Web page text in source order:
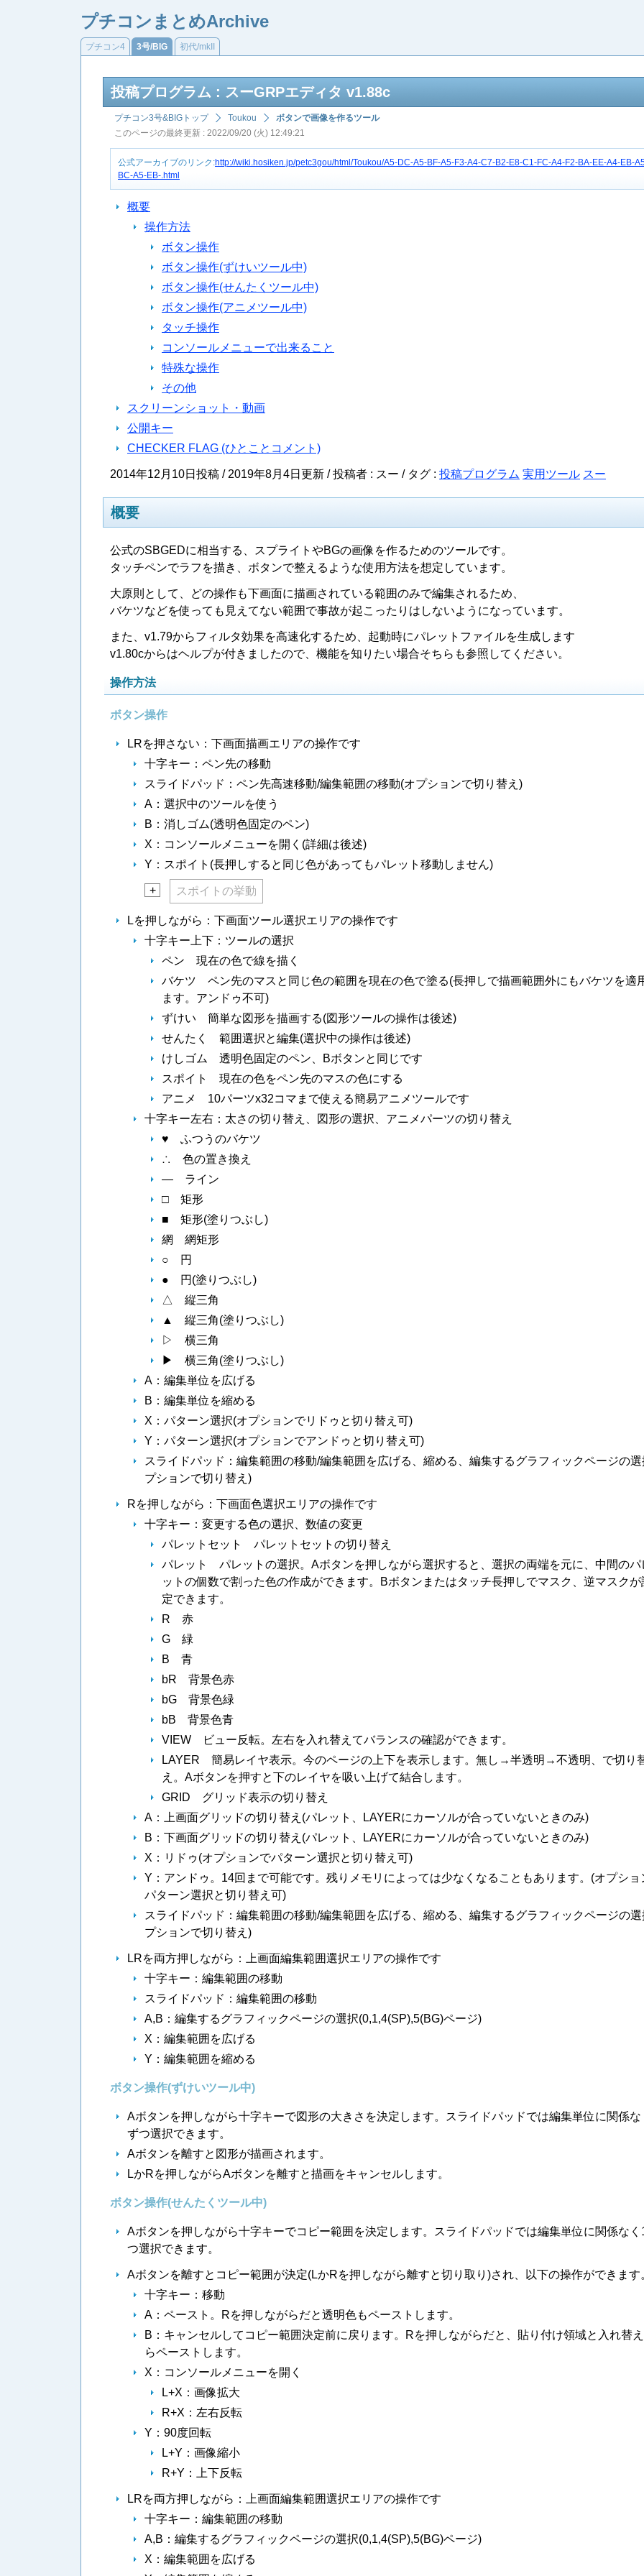
プチコンまとめArchive
プチコン4 3号/BIG 初代/mkII
投稿プログラム : スーGRPエディタ v1.88c
プチコン3号&BIGトップ Toukou
ボタンで画像を作るツール
このページの最終更新 : 2022/09/20 (火) 12:49:21
公式アーカイブのリンク:http://wiki.hosiken.jp/petc3gou/html/Toukou/A5-DC-A5-BF-A5-F3-A4-C7-B2-E8-C1-FC-A4-F2-BA-EE-A4-EB-
BC-A5-EB-.html
概要
操作方法
ボタン操作
ボタン操作(ずけいツール中)
ボタン操作(せんたくツール中)
ボタン操作(アニメツール中)
タッチ操作
コンソールメニューで出来ること
特殊な操作
その他
スクリーンショット・動画
公開キー
CHECKER FLAG (ひとことコメント)
2014年12月10日投稿 / 2019年8月4日更新 / 投稿者 : スー / タグ : 投稿プログラム 実用ツール スー
概要
公式のSBGEDに相当する、スプライトやBGの画像を作るためのツールです。
タッチペンでラフを描き、ボタンで整えるような使用方法を想定しています。
大原則として、どの操作も下画面に描画されている範囲のみで編集されるため、
バケツなどを使っても見えてない範囲で事故が起こったりはしないようになっています。
また、v1.79からフィルタ効果を高速化するため、起動時にパレットファイルを生成します
v1.80cからはヘルプが付きましたので、機能を知りたい場合そちらも参照してください。
操作方法
ボタン操作
LRを押さない：下画面描画エリアの操作です
十字キー：ペン先の移動
スライドパッド：ペン先高速移動/編集範囲の移動(オプションで切り替え)
A：選択中のツールを使う
B：消しゴム(透明色固定のペン)
X：コンソールメニューを開く(詳細は後述)
Y：スポイト(長押しすると同じ色があってもパレット移動しません)
+ スポイトの挙動
Lを押しながら：下画面ツール選択エリアの操作です
十字キー上下：ツールの選択
ペン 現在の色で線を描く
バケツ ペン先のマスと同じ色の範囲を現在の色で塗る(長押しで描画範囲外にもバケツを適
ます。アンドゥ不可)
ずけい 簡単な図形を描画する(図形ツールの操作は後述)
せんたく 範囲選択と編集(選択中の操作は後述)
けしゴム 透明色固定のペン、Bボタンと同じです
スポイト 現在の色をペン先のマスの色にする
アニメ 10パーツx32コマまで使える簡易アニメツールです
十字キー左右：太さの切り替え、図形の選択、アニメパーツの切り替え
♥ ふつうのバケツ
∴ 色の置き換え
― ライン
□ 矩形
■ 矩形(塗りつぶし)
網 網矩形
○ 円
● 円(塗りつぶし)
△ 縦三角
▲ 縦三角(塗りつぶし)
▷ 横三角
▶ 横三角(塗りつぶし)
A：編集単位を広げる
B：編集単位を縮める
X：パターン選択(オプションでリドゥと切り替え可)
Y：パターン選択(オプションでアンドゥと切り替え可)
スライドパッド：編集範囲の移動/編集範囲を広げる、縮める、編集するグラフィックページの
プションで切り替え)
Rを押しながら：下画面色選択エリアの操作です
十字キー：変更する色の選択、数値の変更
パレットセット パレットセットの切り替え
パレット パレットの選択。Aボタンを押しながら選択すると、選択の両端を元に、中間のパ
ットの個数で割った色の作成ができます。Bボタンまたはタッチ長押しでマスク、逆マスクが
定できます。
R 赤
G 緑
B 青
bR 背景色赤
bG 背景色緑
bB 背景色青
VIEW ビュー反転。左右を入れ替えてバランスの確認ができます。
LAYER 簡易レイヤ表示。今のページの上下を表示します。無し→半透明→不透明、で切り
え。Aボタンを押すと下のレイヤを吸い上げて結合します。
GRID グリッド表示の切り替え
A：上画面グリッドの切り替え(パレット、LAYERにカーソルが合っていないときのみ)
B：下画面グリッドの切り替え(パレット、LAYERにカーソルが合っていないときのみ)
X：リドゥ(オプションでパターン選択と切り替え可)
Y：アンドゥ。14回まで可能です。残りメモリによっては少なくなることもあります。(オプショ
パターン選択と切り替え可)
スライドパッド：編集範囲の移動/編集範囲を広げる、縮める、編集するグラフィックページの
プションで切り替え)
LRを両方押しながら：上画面編集範囲選択エリアの操作です
十字キー：編集範囲の移動
スライドパッド：編集範囲の移動
A,B：編集するグラフィックページの選択(0,1,4(SP),5(BG)ページ)
X：編集範囲を広げる
Y：編集範囲を縮める
ボタン操作(ずけいツール中)
Aボタンを押しながら十字キーで図形の大きさを決定します。スライドパッドでは編集単位に関係な
ずつ選択できます。
Aボタンを離すと図形が描画されます。
LかRを押しながらAボタンを離すと描画をキャンセルします。
ボタン操作(せんたくツール中)
Aボタンを押しながら十字キーでコピー範囲を決定します。スライドパッドでは編集単位に関係なく
つ選択できます。
Aボタンを離すとコピー範囲が決定(LかRを押しながら離すと切り取り)され、以下の操作ができます
十字キー：移動
A：ペースト。Rを押しながらだと透明色もペーストします。
B：キャンセルしてコピー範囲決定前に戻ります。Rを押しながらだと、貼り付け領域と入れ替
らペーストします。
X：コンソールメニューを開く
L+X：画像拡大
R+X：左右反転
Y：90度回転
L+Y：画像縮小
R+Y：上下反転
LRを両方押しながら：上画面編集範囲選択エリアの操作です
十字キー：編集範囲の移動
A,B：編集するグラフィックページの選択(0,1,4(SP),5(BG)ページ)
X：編集範囲を広げる